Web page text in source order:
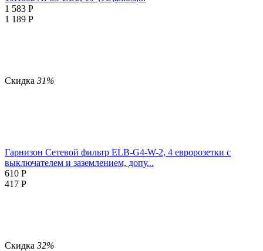
1 583 Р
1 189 Р
Скидка 31%
Гарнизон Сетевой фильтр ELB-G4-W-2, 4 евророзетки с
выключателем и заземлением, допу...
610 Р
417 Р
Скидка 32%